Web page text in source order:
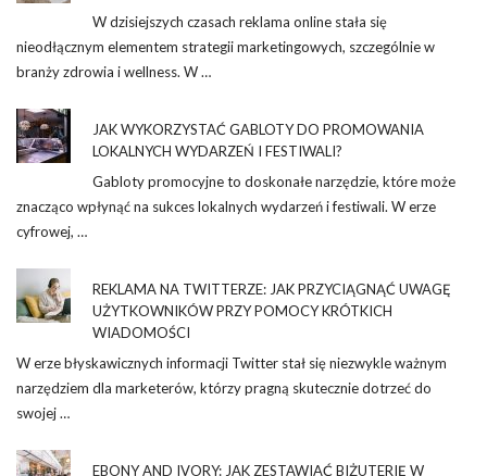
W dzisiejszych czasach reklama online stała się
nieodłącznym elementem strategii marketingowych, szczególnie w
branży zdrowia i wellness. W …
JAK WYKORZYSTAĆ GABLOTY DO PROMOWANIA
LOKALNYCH WYDARZEŃ I FESTIWALI?
Gabloty promocyjne to doskonałe narzędzie, które może
znacząco wpłynąć na sukces lokalnych wydarzeń i festiwali. W erze
cyfrowej, …
REKLAMA NA TWITTERZE: JAK PRZYCIĄGNĄĆ UWAGĘ
UŻYTKOWNIKÓW PRZY POMOCY KRÓTKICH
WIADOMOŚCI
W erze błyskawicznych informacji Twitter stał się niezwykle ważnym
narzędziem dla marketerów, którzy pragną skutecznie dotrzeć do
swojej …
EBONY AND IVORY: JAK ZESTAWIAĆ BIŻUTERIĘ W